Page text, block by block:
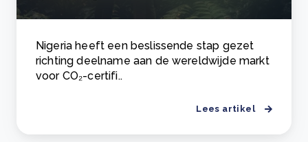
Nigeria heeft een beslissende stap gezet
richting deelname aan de wereldwijde markt
voor CO₂-certifi..
Lees artikel